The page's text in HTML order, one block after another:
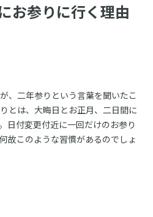
お参りに行く理由
、二年参りという言葉を聞いたこ
とは、大晦日とお正月、二日間に
日付変更付近に一回だけのお参り
故このような習慣があるのでしょ